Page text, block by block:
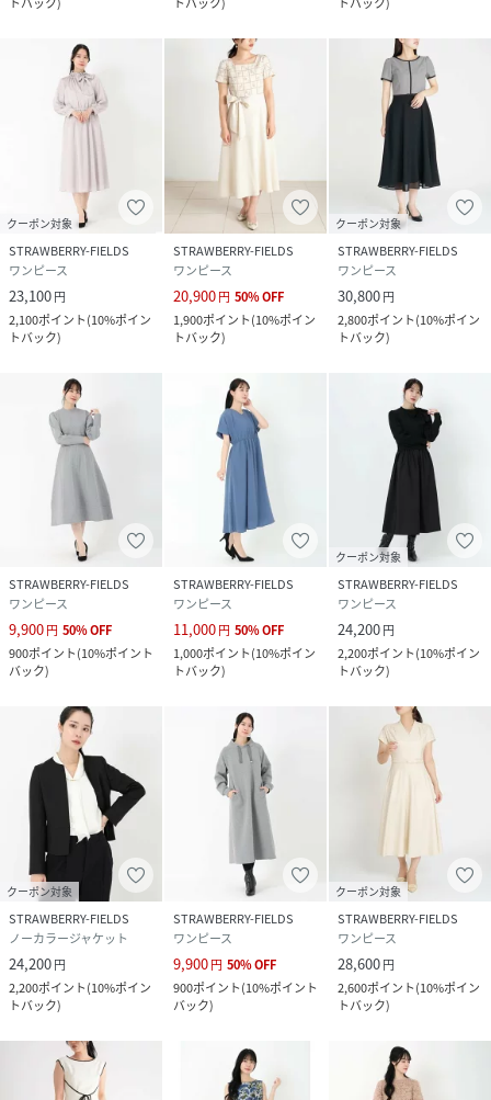
クーポン対象
STRAWBERRY-FIELDS
ワンピース
23,100円
2,100ポイント(10%ポイン
トバック)
STRAWBERRY-FIELDS
ワンピース
20,900円 50%OFF
1,900ポイント(10%ポイン
トバック)
クーポン対象
STRAWBERRY-FIELDS
ワンピース
30,800円
2,800ポイント(10%ポイン
トバック)
STRAWBERRY-FIELDS
ワンピース
9,900円 50%OFF
900ポイント(10%ポイント
バック)
STRAWBERRY-FIELDS
ワンピース
11,000円 50%OFF
1,000ポイント(10%ポイン
トバック)
クーポン対象
STRAWBERRY-FIELDS
ワンピース
24,200円
2,200ポイント(10%ポイン
トバック)
クーポン対象
STRAWBERRY-FIELDS
ノーカラージャケット
24,200円
2,200ポイント(10%ポイン
トバック)
STRAWBERRY-FIELDS
ワンピース
9,900円 50%OFF
900ポイント(10%ポイント
バック)
クーポン対象
STRAWBERRY-FIELDS
ワンピース
28,600円
2,600ポイント(10%ポイン
トバック)